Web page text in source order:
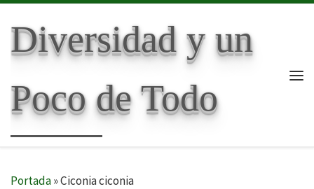
Diversidad y un
Poco de Todo
Portada»Ciconia ciconia